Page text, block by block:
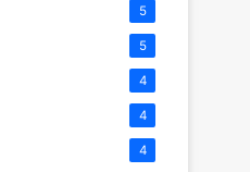
5
5
4
4
4